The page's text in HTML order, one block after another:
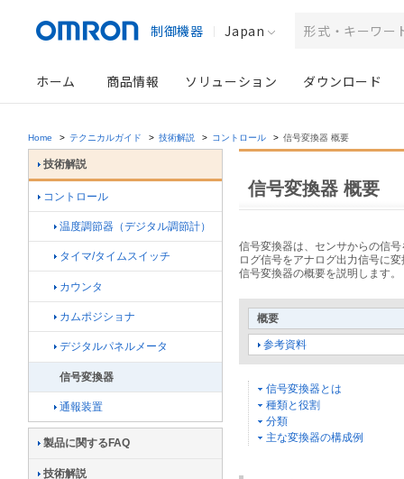
制御機器 Japan
ホーム 商品情報 ソリューション ダウンロード
Home > テクニカルガイド > 技術解説 > コントロール > 信号変換器 概要
技術解説
コントロール
温度調節器（デジタル調節計）
タイマ/タイムスイッチ
カウンタ
カムポジショナ
デジタルパネルメータ
信号変換器
通報装置
製品に関するFAQ
技術解説
信号変換器 概要
信号変換器は、センサからの信
ログ信号をアナログ出力信号に
信号変換器の概要を説明します。
概要
参考資料
信号変換器とは
種類と役割
分類
主な変換器の構成例